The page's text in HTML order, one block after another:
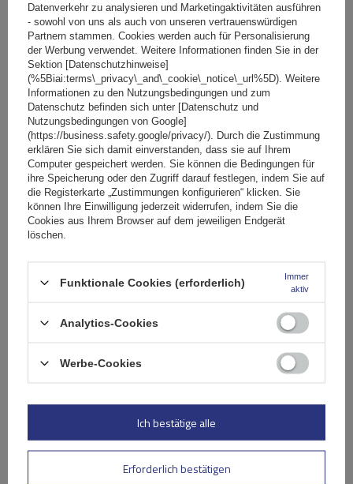
Mont Blanc AMC 5414-A49 Aluminium-Dachträger für
integrierte Schienen
214,39 €inkl. MwSt
Große Menge verfügbar Wir versenden schon am11. August
In den
Datenverkehr zu analysieren und Marketingaktivitäten ausführen
- sowohl von uns als auch von unseren vertrauenswürdigen
Partnern stammen. Cookies werden auch für Personalisierung
der Werbung verwendet. Weitere Informationen finden Sie in der
Sektion [Datenschutzhinweise]
(%5Biai:terms\_privacy\_and\_cookie\_notice\_url%5D). Weitere
Informationen zu den Nutzungsbedingungen und zum
Datenschutz befinden sich unter [Datenschutz und
Nutzungsbedingungen von Google]
(https://business.safety.google/privacy/). Durch die Zustimmung
erklären Sie sich damit einverstanden, dass sie auf Ihrem
Computer gespeichert werden. Sie können die Bedingungen für
ihre Speicherung oder den Zugriff darauf festlegen, indem Sie auf
die Registerkarte „Zustimmungen konfigurieren“ klicken. Sie
können Ihre Einwilligung jederzeit widerrufen, indem Sie die
Cookies aus Ihrem Browser auf dem jeweiligen Endgerät
löschen.
Funktionale Cookies (erforderlich)
Immer
aktiv
Analytics-Cookies
Werbe-Cookies
Erforderlich bestätigen
Ich bestätige alle